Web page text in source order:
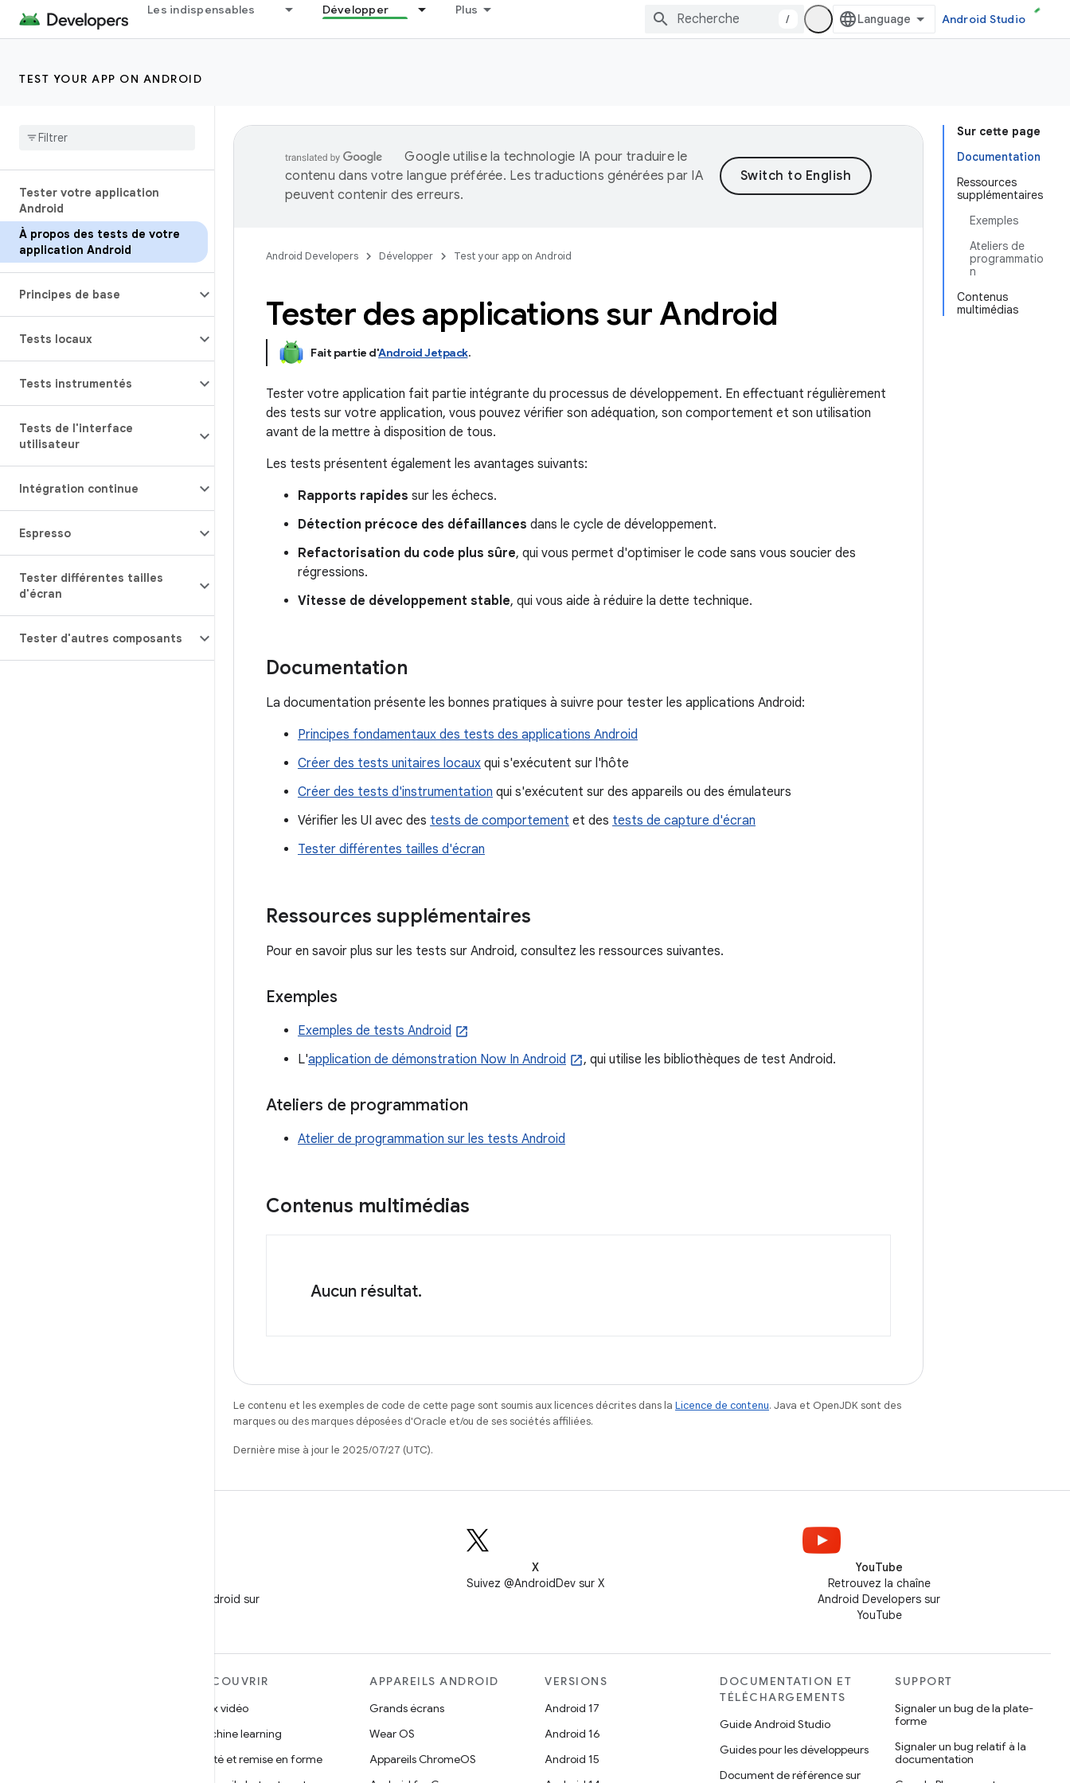
Les indispensables Développer Plus
/ Android Studio
TEST YOUR APP ON ANDROID
Tester votre application
Android
À propos des tests de votre
application Android
Principes de base
Tests locaux
Tests instrumentés
Tests de l'interface
utilisateur
Intégration continue
Espresso
Tester différentes tailles
d'écran
Tester d'autres composants
Sur cette page
Documentation
Ressources
supplémentaires
Exemples
Ateliers de
programmatio
n
Contenus
multimédias
Google utilise la technologie IA pour traduire le
contenu dans votre langue préférée. Les traductions générées par IA
peuvent contenir des erreurs.
Android Developers Développer Test your app on Android
Tester des applications sur Android
Fait partie d'Android Jetpack.
Tester votre application fait partie intégrante du processus de développement. En effectuant régulièrement
des tests sur votre application, vous pouvez vérifier son adéquation, son comportement et son utilisation
avant de la mettre à disposition de tous.
Les tests présentent également les avantages suivants:
Rapports rapides sur les échecs.
Détection précoce des défaillances dans le cycle de développement.
Refactorisation du code plus sûre, qui vous permet d'optimiser le code sans vous soucier des
régressions.
Vitesse de développement stable, qui vous aide à réduire la dette technique.
Documentation
La documentation présente les bonnes pratiques à suivre pour tester les applications Android:
Principes fondamentaux des tests des applications Android
Créer des tests unitaires locaux qui s'exécutent sur l'hôte
Créer des tests d'instrumentation qui s'exécutent sur des appareils ou des émulateurs
Vérifier les UI avec des tests de comportement et des tests de capture d'écran
Tester différentes tailles d'écran
Ressources supplémentaires
Pour en savoir plus sur les tests sur Android, consultez les ressources suivantes.
Exemples
Exemples de tests Android
L'application de démonstration Now In Android , qui utilise les bibliothèques de test Android.
Ateliers de programmation
Atelier de programmation sur les tests Android
Contenus multimédias
Aucun résultat.
Le contenu et les exemples de code de cette page sont soumis aux licences décrites dans la Licence de contenu. Java et OpenJDK sont des
marques ou des marques déposées d'Oracle et/ou de ses sociétés affiliées.
Dernière mise à jour le 2025/07/27 (UTC).
Développeurs Android sur
X
Suivez @AndroidDev sur X
YouTube
Retrouvez la chaîne
Android Developers sur
YouTube
DÉCOUVRIR
Jeux vidéo
Machine learning
Santé et remise en forme
APPAREILS ANDROID
Grands écrans
Wear OS
Appareils ChromeOS
VERSIONS
Android 17
Android 16
Android 15
DOCUMENTATION ET
TÉLÉCHARGEMENTS
Guide Android Studio
Guides pour les développeurs
Document de référence sur
SUPPORT
Signaler un bug de la plate-
forme
Signaler un bug relatif à la
documentation